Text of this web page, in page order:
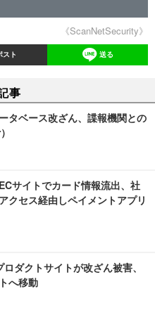
《ScanNetSecurity》
スト 送る
事
タベース改ざん、諜報機関との
サイトでカード情報流出、社
クセス経由しペイメントアプリ
ダクトサイトが改ざん被害、
へ移動